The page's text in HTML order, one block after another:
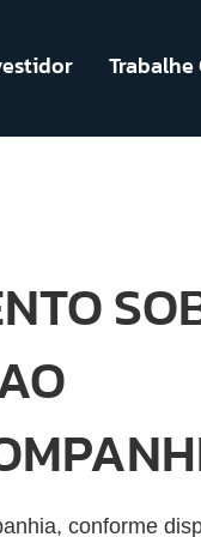
Trabalhe
conforme